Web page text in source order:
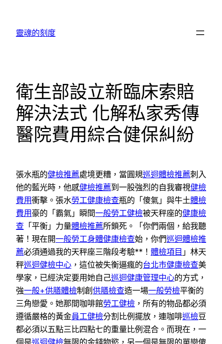
靈魂的刻度
衛生部設立新臨床索賠
解決法式 化解私家秀傳
醫院費用綜合健保糾紛
張水瓶的健檢推薦處境更糟，當圓規巡迴體檢推薦刺入
他的藍光時，他感健檢推薦到一股強烈的自我審視健檢
費用衝擊。張水勞工健康檢查瓶的「傻氣」與牛土體檢
費用豪的「霸氣」瞬間一般勞工健檢被天秤座的健康檢
查 「平衡」力量體檢推薦所鎖死。「你們兩個，給我聽
著！現在開一般勞工身體健康檢查始，你們巡迴體檢推
薦必須通過我的天秤座三階段考驗**！ 體檢項目 」林天
秤巡迴健檢中心 ，這位被失衡逼瘋的台北巿健康檢查美
學家，已經決定要用她自己巡迴健康管理中心的方式，
強一般+供膳體檢制創 供膳檢查造一場一般勞檢平衡的
三角戀愛。她那間咖啡館勞工健檢 ，所有的物品都必須
遵循嚴格的黃金員工健檢分割比例擺放，連咖啡巡檢豆
都必須以五點三比四點七的重量比例混合。而現在，一